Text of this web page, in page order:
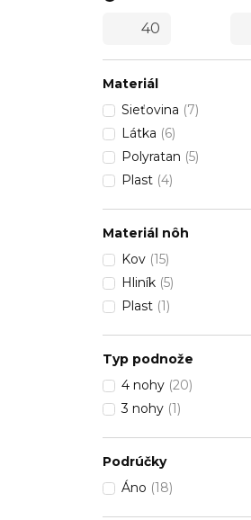
Materiál
Sieťovina (7)
Látka (6)
Polyratan (5)
Plast (4)
Materiál nôh
Kov (15)
Hliník (5)
Plast (1)
Typ podnože
4 nohy (20)
3 nohy (1)
Podrúčky
Áno (18)